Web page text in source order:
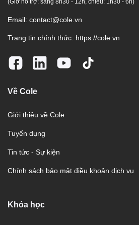
Email: contact@cole.vn
Trang tin chính thức: https://cole.vn
Về Cole
Giới thiệu về Cole
Tuyển dụng
Tin tức - Sự kiện
Chính sách bảo mật điều khoản dịch vụ
Khóa học